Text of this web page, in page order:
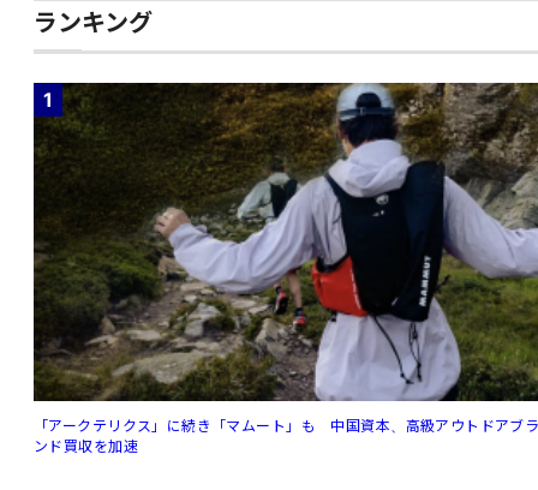
ランキング
1
「アークテリクス」に続き「マムート」も 中国資本、高級アウトドアブ
ンド買収を加速